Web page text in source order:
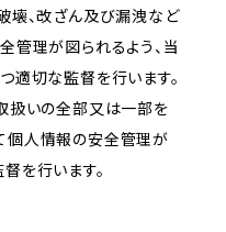
壊、改ざん及び漏洩など
管理が図られるよう、当
適切な監督を行います。
扱いの全部又は一部を
個人情報の安全管理が
を行います。